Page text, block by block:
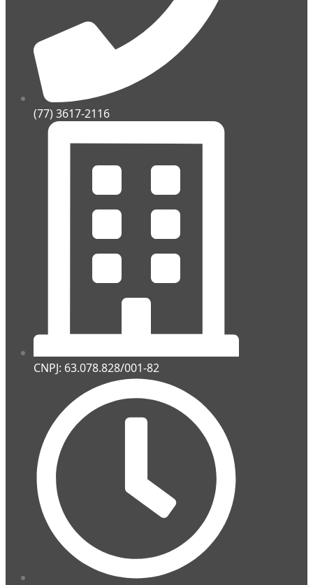
(77) 3617-2116
CNPJ: 63.078.828/001-82